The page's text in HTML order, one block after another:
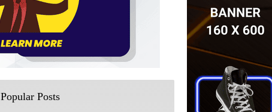
Popular Posts